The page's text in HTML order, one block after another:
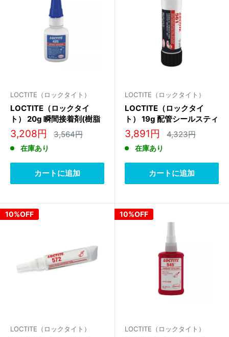
LOCTITE（ロックタイト）
LOCTITE（ロックタイ
ト） 20g 瞬間接着剤(樹脂
ねじ用) 232042
販
売
価
格
3,208円 通
常
3,564円
在庫あり
カートに追加
LOCTITE（ロックタイト）
LOCTITE（ロックタイ
ト） 19g 配管シールスティ
ック 525718
販
売
価
格
3,891円 通
常
4,323円
在庫あり
カートに追加
10%OFF
LOCTITE（ロックタイト）
10%OFF
LOCTITE（ロックタイト）